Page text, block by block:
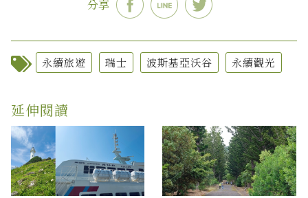
分享
永續旅遊 瑞士 波斯基亞沃谷 永續觀光
延伸閱讀